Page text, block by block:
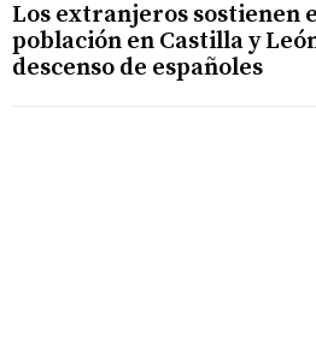
Los extranjeros sostienen
población en Castilla y
descenso de españoles